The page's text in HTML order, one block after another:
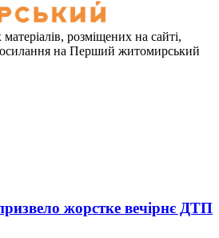
розміщених на сайті,
на Перший житомирський
жорстке вечірнє ДТП